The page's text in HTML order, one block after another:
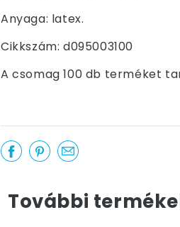
Anyaga: latex.
Cikkszám: d095003100
A csomag 100 db terméket
További